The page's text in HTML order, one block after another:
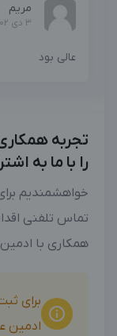
مریم
3 دی 1402
عالی بود
تجربه
را با ما به
خواهشمندیم
تماس تلفنی
همکاری با
برای
ادمین